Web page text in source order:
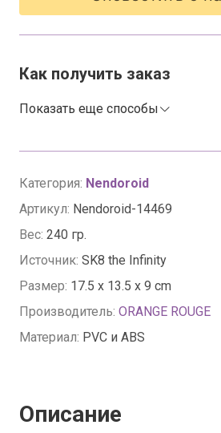
Категория: Nendoroid
Артикул: Nendoroid-14469
Вес: 240 гр.
Источник: SK8 the Infinity
Размер: 17.5 x 13.5 x 9 cm
Производитель: ORANGE ROUGE
Материал: PVC и ABS
Как получить заказ
Показать еще способы
Описание